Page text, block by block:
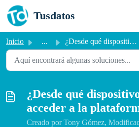
Saltar al contenido principal
Tusdatos
Inicio ... ¿Desde qué dispositivos puedo acceder a la plataforma de ...
¿Desde qué
acceder a la
Creado por Tony Gómez,